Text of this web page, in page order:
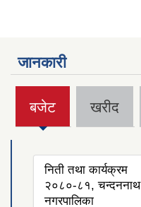
जानकारी
बजेट
(active
tab)
खरीद
निती तथा कार्यक्रम
२०८०-८१, चन्दननाथ
नगरपालिका